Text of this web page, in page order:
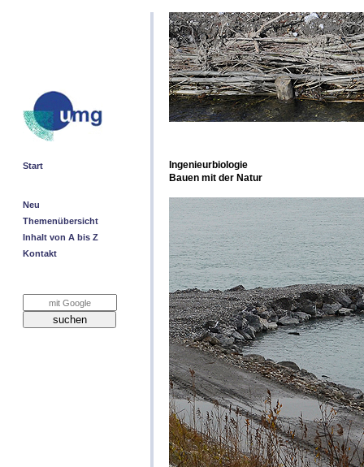
Start
Neu
Themenübersicht
Inhalt von A bis Z
Kontakt
Ingenieurbiologie
Bauen mit der Natur